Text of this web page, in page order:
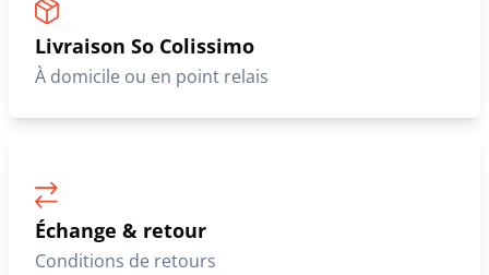
Livraison So Colissimo
À domicile ou en point relais
Échange & retour
Conditions de retours